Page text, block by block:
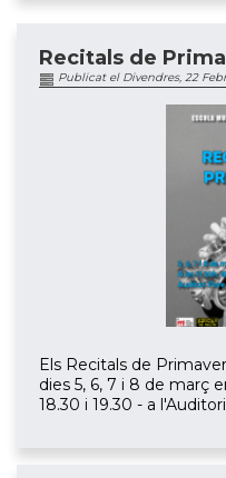
Recitals de
Publicat el Divendres, 22
Els Recitals de
dies 5, 6, 7 i 8 de març
18.30 i 19.30 - a